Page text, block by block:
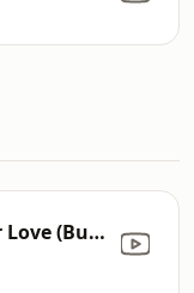
I'd Do Anything for Love (But I Won't Do That) [Single Edit]